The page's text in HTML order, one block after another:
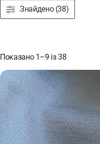
Знайдено (38)
Показано 1–9 із 38